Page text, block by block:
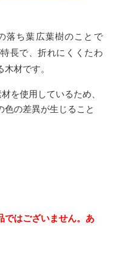
落ち葉広葉樹のことで
長で、折れにくくたわ
材です。
を使用しているため、
の差異が生じること
ではございません。あ